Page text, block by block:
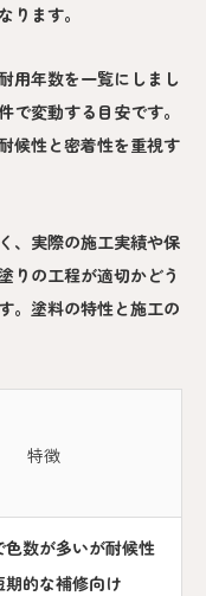
ります。
用年数を一覧にしまし
で変動する目安です。
候性と密着性を重視す
、実際の施工実績や保
りの工程が適切かどう
。塗料の特性と施工の
特徴
数が多いが耐候性
期的な補修向け